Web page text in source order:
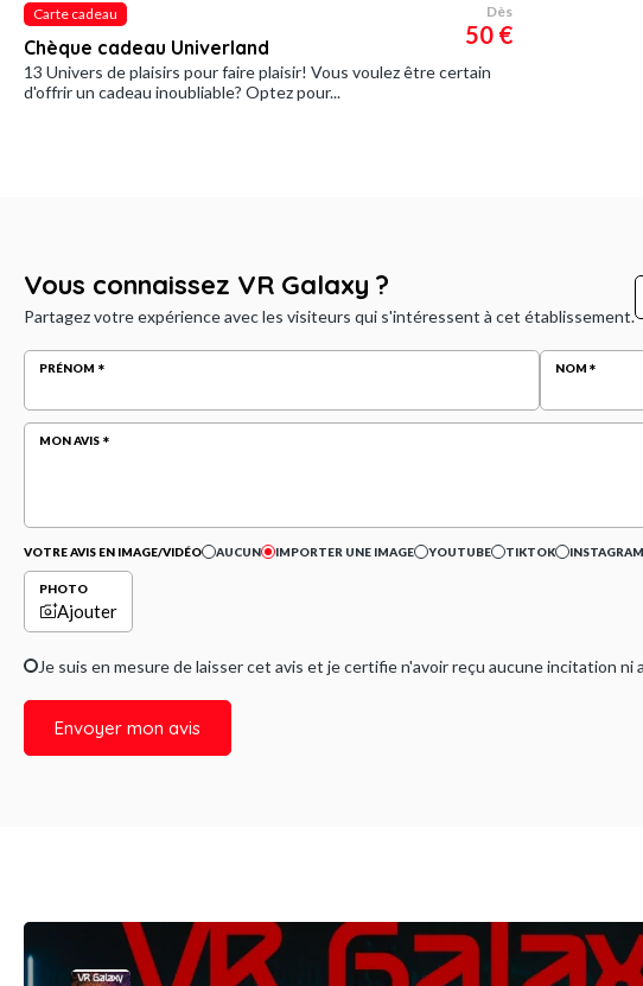
Carte cadeau
Chèque cadeau Univerland
Dès
50 €
13 Univers de plaisirs pour faire plaisir! Vous voulez être certain
d'offrir un cadeau inoubliable? Optez pour...
Vous connaissez VR Galaxy ?
Partagez votre expérience avec les visiteurs qui s'intéressent à cet établissement.
PRÉNOM NOM
MON AVIS
VOTRE AVIS EN IMAGE/VIDÉO AUCUN IMPORTER UNE IMAGE YOUTUBE TIKTOK INSTAGRAM
PHOTO
Ajouter
Je suis en mesure de laisser cet avis et je certifie n'avoir reçu aucune incitation
Envoyer mon avis